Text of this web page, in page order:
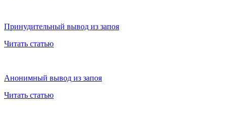
Принудительный вывод из запоя
Читать статью
Анонимный вывод из запоя
Читать статью